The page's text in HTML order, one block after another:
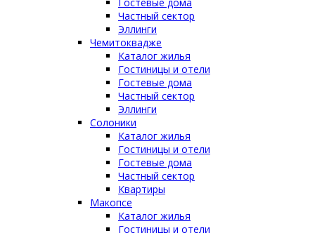
Частный сектор
Эллинги
Чемитоквадже
Каталог жилья
Гостиницы и отели
Гостевые дома
Частный сектор
Эллинги
Солоники
Каталог жилья
Гостиницы и отели
Гостевые дома
Частный сектор
Квартиры
Макопсе
Каталог жилья
Гостиницы и отели